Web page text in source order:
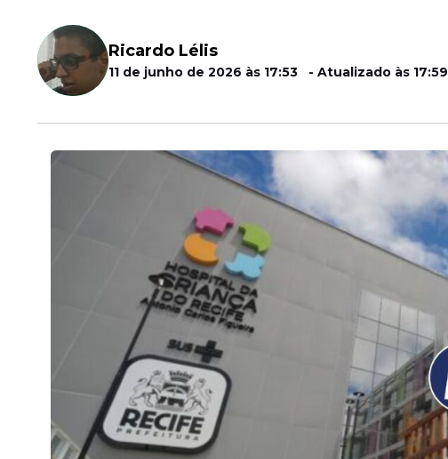
Ricardo Lélis
11 de junho de 2026 às 17:53 - Atualizado às 17:59